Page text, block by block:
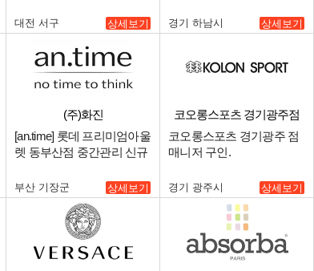
대전 서구 상세보기 경기 하남시 상세보기
(주)화진
[an.time] 롯데 프리미엄아울
렛 동부산점 중간관리 신규
부산 기장군 상세보기
코오롱스포츠 경기광주점
코오롱스포츠 경기광주 점
매니저 구인.
경기 광주시 상세보기